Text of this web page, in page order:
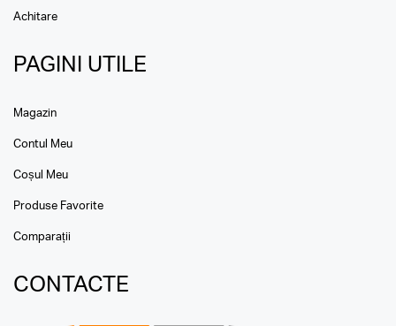
Achitare
PAGINI UTILE
Magazin
Contul Meu
Coșul Meu
Produse Favorite
Comparații
CONTACTE